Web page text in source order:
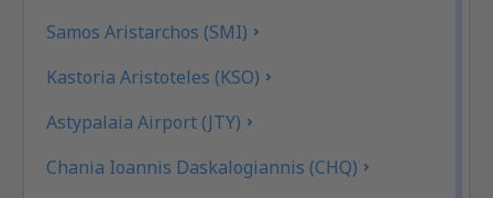
Samos Aristarchos (SMI)
Kastoria Aristoteles (KSO)
Astypalaia Airport (JTY)
Chania Ioannis Daskalogiannis (CHQ)